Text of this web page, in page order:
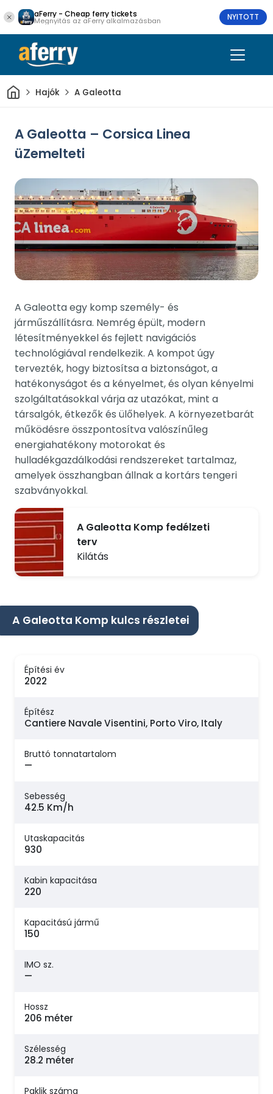
aFerry - Cheap ferry tickets
Megnyitás az aFerry alkalmazásban NYITOTT
Otthon
Hajók A Galeotta
A Galeotta – Corsica Linea
üZemelteti
A Galeotta egy komp személy- és
járműszállításra. Nemrég épült, modern
létesítményekkel és fejlett navigációs
technológiával rendelkezik. A kompot úgy
tervezték, hogy biztosítsa a biztonságot, a
hatékonyságot és a kényelmet, és olyan kényelmi
szolgáltatásokkal várja az utazókat, mint a
társalgók, étkezők és ülőhelyek. A környezetbarát
működésre összpontosítva valószínűleg
energiahatékony motorokat és
hulladékgazdálkodási rendszereket tartalmaz,
amelyek összhangban állnak a kortárs tengeri
szabványokkal.
A Galeotta Komp fedélzeti
terv
Kilátás
A Galeotta Komp kulcs részletei
Építési év
2022
Építész
Cantiere Navale Visentini, Porto Viro, Italy
Bruttó tonnatartalom
—
Sebesség
42.5 Km/h
Utaskapacitás
930
Kabin kapacitása
220
Kapacitású jármű
150
IMO sz.
—
Hossz
206 méter
Szélesség
28.2 méter
Paklik száma